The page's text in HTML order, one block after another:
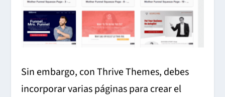
Sin embargo, con Thrive Themes, debes
incorporar varias páginas para crear el